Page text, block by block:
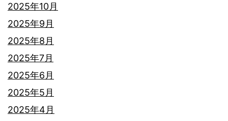
2025年10月
2025年9月
2025年8月
2025年7月
2025年6月
2025年5月
2025年4月